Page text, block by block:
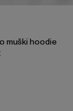
muški hoodie